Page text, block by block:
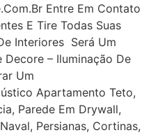
Entre Em Contato
E Tire Todas Suas
Interiores Será Um
Decore – Iluminação De
Um
Apartamento Teto,
Parede Em Drywall,
Persianas, Cortinas,